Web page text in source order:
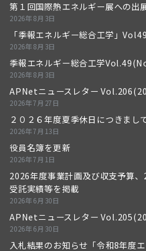
第１回国際熱エネルギー展への出
2026年8月3日
「季報エネルギー総合工学」
2026年8月3日
季報エネルギー総合工学
2026年8月3日
APNetニュースレター
2026年7月27日
２０２６年度夏季休日につきまし
2026年7月13日
役員名簿を更新
2026年7月1日
2026年度事業計画及び収支予算
受託実績等を掲載
2026年6月30日
APNetニュースレター
2026年6月30日
入札結果のお知らせ「令和8年度